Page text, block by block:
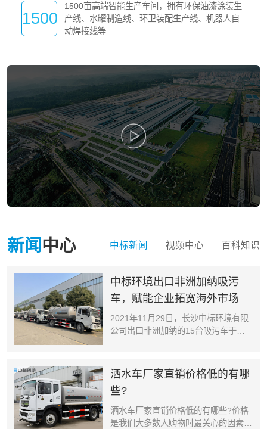
1500
1500亩高端智能生产车间，拥有环保油漆涂装生
产线、水罐制造线、环卫装配生产线、机器人自
动焊接线等
新闻 中心 中标新闻 视频中心 百科知识
中标环境出口非洲加纳吸污
车，赋能企业拓宽海外市场
2021年11月29日，长沙中标环境有限
公司出口非洲加纳的15台吸污车于长
洒水车厂家直销价格低的有哪
些?
洒水车厂家直销价格低的有哪些?价格
是我们大多数人购物时最关心的因素之